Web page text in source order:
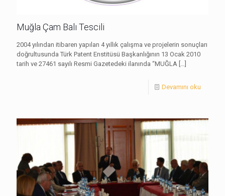
Muğla Çam Balı Tescili
2004 yılından itibaren yapılan 4 yıllık çalışma ve projelerin sonuçları
doğrultusunda Türk Patent Enstitüsü Başkanlığının 13 Ocak 2010
tarih ve 27461 sayılı Resmi Gazetedeki ilanında “MUĞLA […]
Devamını oku